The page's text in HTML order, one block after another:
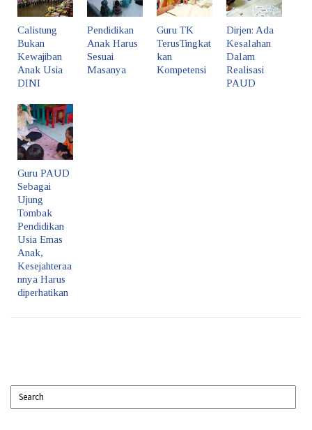
Calistung
Bukan
Kewajiban
Anak Usia
DINI
Pendidikan
Anak Harus
Sesuai
Masanya
Guru TK
TerusTingkat
kan
Kompetensi
Dirjen: Ada
Kesalahan
Dalam
Realisasi
PAUD
Guru PAUD
Sebagai
Ujung
Tombak
Pendidikan
Usia Emas
Anak,
Kesejahteraa
nnya Harus
diperhatikan